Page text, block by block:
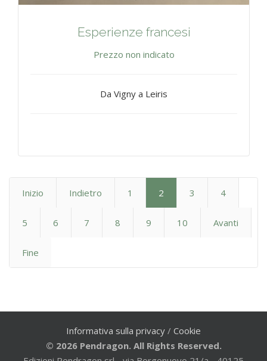
Esperienze francesi
Prezzo non indicato
Da Vigny a Leiris
Inizio Indietro 1 2 3 4
5 6 7 8 9 10 Avanti
Fine
Informativa sulla privacy / Cookie
© 2026 Pendragon. All Rights Reserved.